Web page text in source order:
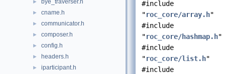
► bye_traverser.h
► cname.h
► communicator.h
► composer.h
► config.h
► headers.h
► iparticipant.h
#include
"roc_core/array.h"
#include
"roc_core/hashmap.h"
#include
"roc_core/list.h"
#include